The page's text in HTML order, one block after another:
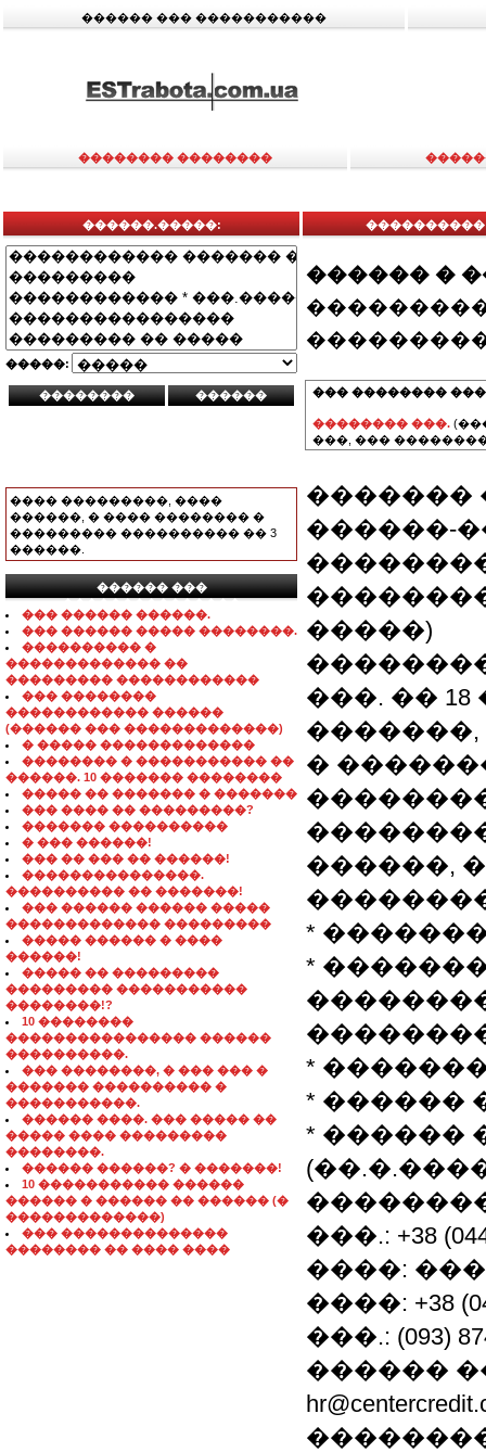
������ ��� �����������
�������� ��������
������.�����:
�����:
���� ���������, ����
������, � ���� �������� �
��������� ���������� �� 3
������.
������ ���
���������������
��� ������ ������.
��� ������ ����� ��������.
���������� �
������������� ��
��������� ������������
��� ��������
������������ ������
(������ ��� �������������)
� ����� �������������
�������� � ����������� ��
������. 10 ������� ��������
����� �� ������� � �������
��� ���� �� ���������?
������� ����������
� ��� ������!
��� �� ��� �� ������!
���������������.
���������� �� �������!
��� ������ ������ �����
������������� ���������
����� ������ � ����
������!
����� �� ���������
��������� �����������
��������!?
10 ��������
���������������� ������
����������.
��� ��������, � ��� ��� �
������� ���������� �
�����������.
������ ����. ��� ����� ��
����� ���� ���������
��������.
������ ������? � �������!
10 ����������� ������
������ � ������ �� ������ (�
�������������)
��� ��������������
�������� �� ���� ����
������ �
��� ��������
�������� ���.
���, ���
�������
������-
�����)
���. ��
�
������,
*
*
*
* ������
* ������
���.: +38
����:
����: +38
���.: (093)
������